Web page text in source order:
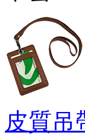
皮質吊